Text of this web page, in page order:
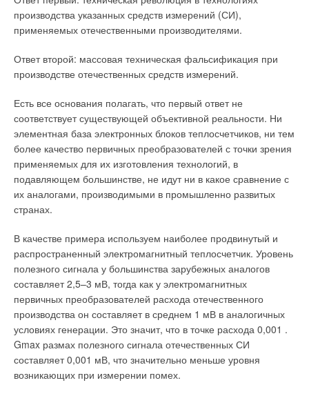
производства указанных средств измерений (СИ),
применяемых отечественными производителями.
Ответ второй: массовая техническая фальсификация при
производстве отечественных средств измерений.
Есть все основания полагать, что первый ответ не
соответствует существующей объективной реальности. Ни
элементная база электронных блоков теплосчетчиков, ни тем
более качество первичных преобразователей с точки зрения
применяемых для их изготовления технологий, в
подавляющем большинстве, не идут ни в какое сравнение с
их аналогами, производимыми в промышленно развитых
странах.
В качестве примера используем наиболее продвинутый и
распространенный электромагнитный теплосчетчик. Уровень
полезного сигнала у большинства зарубежных аналогов
составляет 2,5–3 мВ, тогда как у электромагнитных
первичных преобразователей расхода отечественного
производства он составляет в среднем 1 мВ в аналогичных
условиях генерации. Это значит, что в точке расхода 0,001 .
Gmax размах полезного сигнала отечественных СИ
составляет 0,001 мВ, что значительно меньше уровня
возникающих при измерении помех.
Сегодня Ferroli S.p.A. предлагает широкий спектр
кондиционирования, производимого итальянским
подразделением климатического оборудования компании.
требовательного потребителя за счет высокого качества и
доступной цены.
Чиллеры
Установки этой серии представляют собой
воздухоохлаждаемые холодильные машины для
производства холодной воды мощностью от 4,8 до 237 кВт
машины с одним или двумя холодильными контурами,
каждый из которых оборудуется винтовыми (Scroll)
компрессорами фирмы Danfoss и медноалюминиевым
теплообменником производства компании Ferroli S.p.А.
Кроме всего описанного, компания Ferroli S.p.A. предлагает
фанкойлы различного исполнения, представленные в
диапазоне мощностей от 0,77 до 270 кВт, а также
разнообразные модели как традиционных, так и кассетных
сплит-систем с возможностью подмешивания наружного
воздуха и передачи обработанного воздуха в смежное